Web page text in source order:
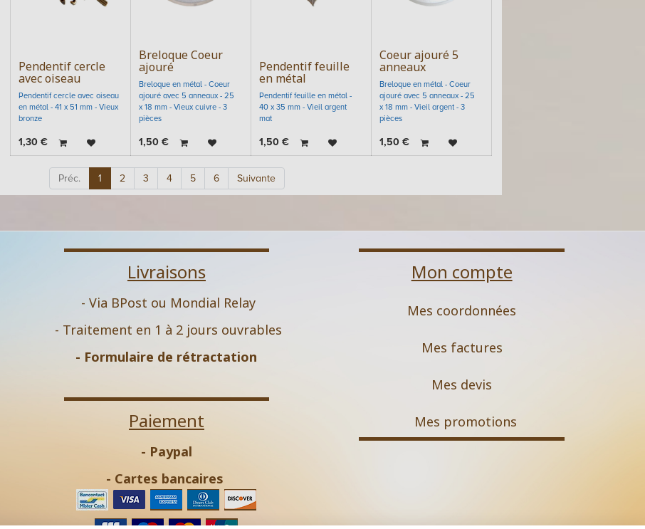
Pendentif cercle
avec oiseau
Pendentif cercle avec oiseau
en métal - 41 x 51 mm - Vieux
bronze
1,30€
Breloque Coeur
ajouré
Breloque en métal - Coeur
ajouré avec 5 anneaux - 25
x 18 mm - Vieux cuivre - 3
pièces
1,50€
Pendentif feuille
en métal
Pendentif feuille en métal -
40 x 35 mm - Vieil argent
mat
1,50€
Coeur ajouré 5
anneaux
Breloque en métal - Coeur
ajouré avec 5 anneaux - 25
x 18 mm - Vieil argent - 3
pièces
1,50€
Préc. 1 2 3 4 5 6 Suivante
Livraisons
- Via BPost ou Mondial Relay
- Traitement en 1 à 2 jours ouvrables
- Formulaire de rétractation
Paiement
- Paypal
- Cartes bancaires
Mon compte
Mes coordonnées
Mes factures
Mes devis
Mes promotions